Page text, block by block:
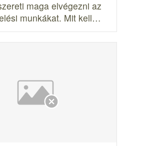
maga elvégezni az
munkákat. Mit kell…